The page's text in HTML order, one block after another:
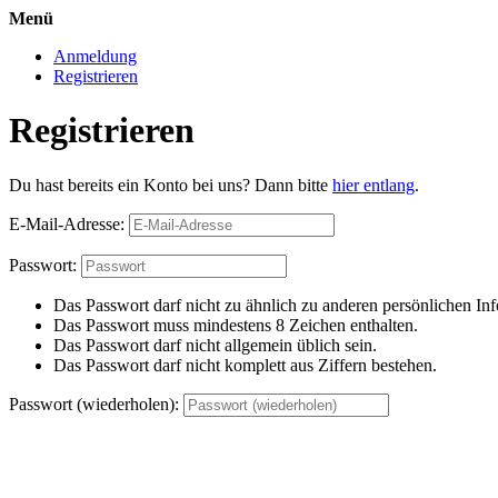
Menü
Anmeldung
Registrieren
Registrieren
Du hast bereits ein Konto bei uns? Dann bitte hier entlang.
E-Mail-Adresse:
Passwort:
Das Passwort darf nicht zu ähnlich zu anderen persönlichen
Das Passwort muss mindestens 8 Zeichen enthalten.
Das Passwort darf nicht allgemein üblich sein.
Das Passwort darf nicht komplett aus Ziffern bestehen.
Passwort (wiederholen):